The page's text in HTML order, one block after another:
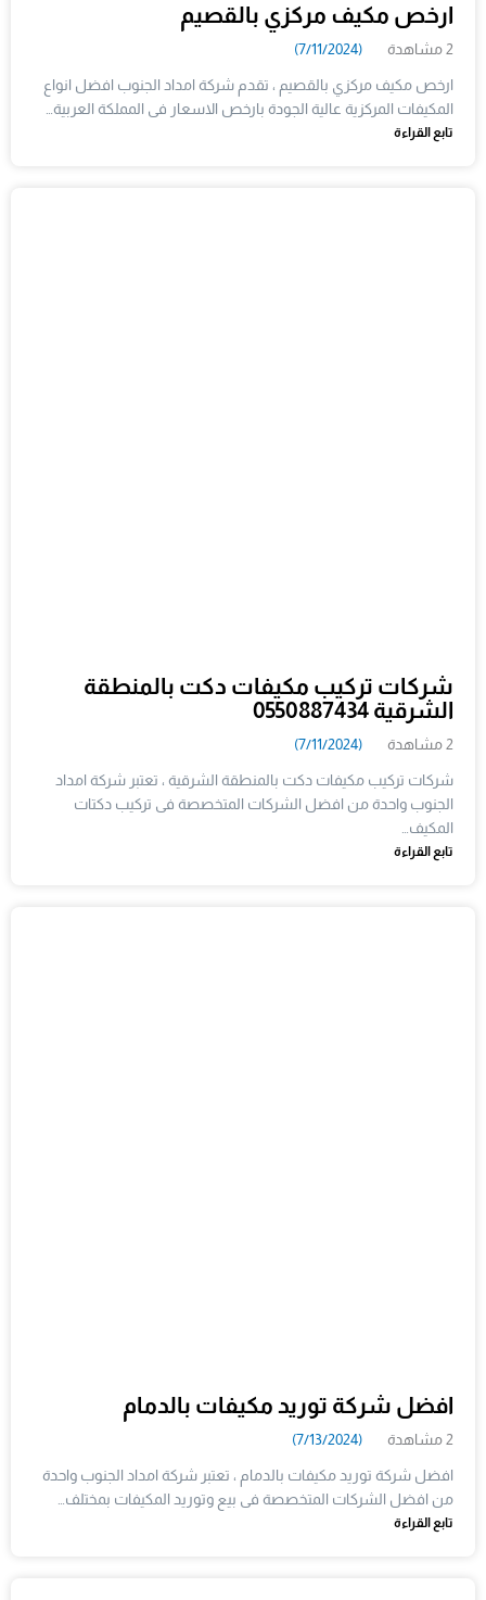
ارخص مكيف مركزي بالقصيم
2 مشاهدة (7/11/2024)
ارخص مكيف مركزي بالقصيم ، تقدم شركة امداد الجنوب افضل انواع
المكيفات المركزية عالية الجودة بارخص الاسعار فى المملكة العربية…
تابع القراءة
شركات تركيب مكيفات دكت بالمنطقة
الشرقية 0550887434
2 مشاهدة (7/11/2024)
شركات تركيب مكيفات دكت بالمنطقة الشرقية ، تعتبر شركة امداد
الجنوب واحدة من افضل الشركات المتخصصة فى تركيب دكتات
المكيف…
تابع القراءة
افضل شركة توريد مكيفات بالدمام
2 مشاهدة (7/13/2024)
افضل شركة توريد مكيفات بالدمام ، تعتبر شركة امداد الجنوب واحدة
من افضل الشركات المتخصصة فى بيع وتوريد المكيفات بمختلف…
تابع القراءة